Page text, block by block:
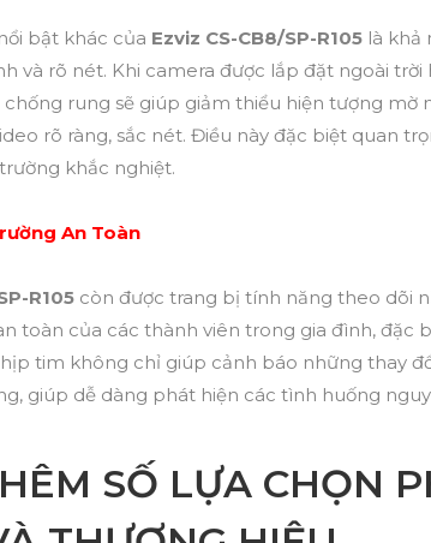
bật khác của Ezviz CS-CB8/SP-R105 là khả
và rõ nét. Khi camera được lắp đặt ngoài
rung sẽ giúp giảm thiểu hiện tượng mờ
rõ ràng, sắc nét. Điều này đặc biệt quan
khắc nghiệt.
An Toàn
R105 còn được trang bị tính năng theo dõi
toàn của các thành viên trong gia đình, đặc
tim không chỉ giúp cảnh báo những thay
giúp dễ dàng phát hiện các tình huống
SỐ LỰA CHỌN